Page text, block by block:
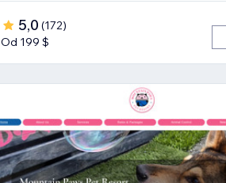
5,0 (172)
Od 199 $